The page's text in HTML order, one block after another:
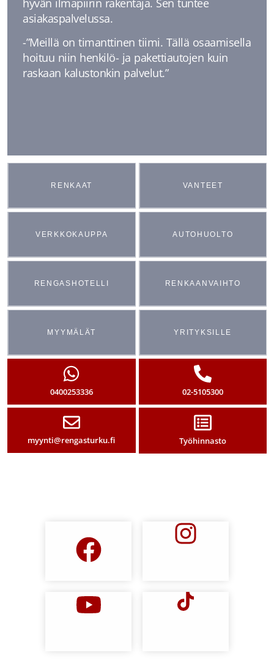
hyvän ilmapiirin rakentaja. Sen tuntee
asiakaspalvelussa.
-”Meillä on timanttinen tiimi. Tällä osaamisella
hoituu niin henkilö- ja pakettiautojen kuin
raskaan kalustonkin palvelut.”
RENKAAT VANTEET
VERKKOKAUPPA AUTOHUOLTO
RENGASHOTELLI RENKAANVAIHTO
MYYMÄLÄT YRITYKSILLE
0400253336 02-5105300
myynti@rengasturku.fi Työhinnasto